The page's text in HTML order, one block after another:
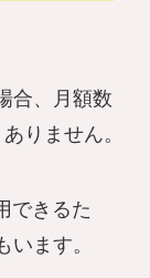
合、月額数
りません。
できるた
ます。